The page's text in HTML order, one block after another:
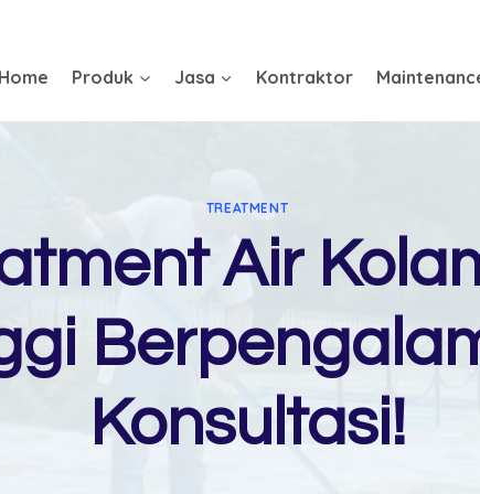
Home Produk Jasa Kontraktor
TREATMENT
Air
Konsultasi!